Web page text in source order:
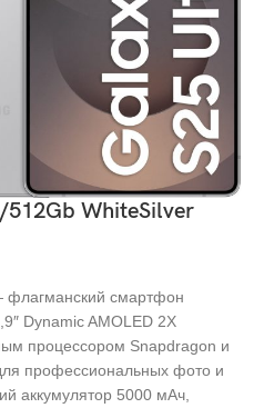
512Gb WhiteSilver
смартфон
Dynamic AMOLED 2X
процессором Snapdragon и
профессиональных фото и
аккумулятор 5000 мАч,